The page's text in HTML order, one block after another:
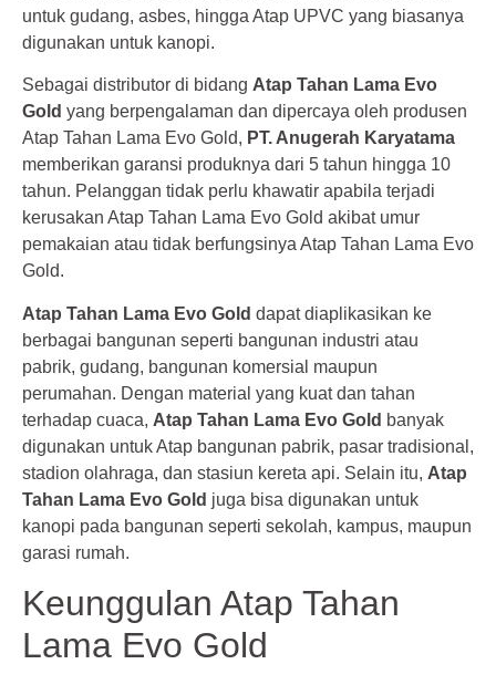
untuk gudang, asbes, hingga Atap UPVC yang biasanya
digunakan untuk kanopi.
Sebagai distributor di bidang Atap Tahan Lama Evo
Gold yang berpengalaman dan dipercaya oleh produsen
Atap Tahan Lama Evo Gold, PT. Anugerah Karyatama
memberikan garansi produknya dari 5 tahun hingga 10
tahun. Pelanggan tidak perlu khawatir apabila terjadi
kerusakan Atap Tahan Lama Evo Gold akibat umur
pemakaian atau tidak berfungsinya Atap Tahan Lama Evo
Gold.
Atap Tahan Lama Evo Gold dapat diaplikasikan ke
berbagai bangunan seperti bangunan industri atau
pabrik, gudang, bangunan komersial maupun
perumahan. Dengan material yang kuat dan tahan
terhadap cuaca, Atap Tahan Lama Evo Gold banyak
digunakan untuk Atap bangunan pabrik, pasar tradisional,
stadion olahraga, dan stasiun kereta api. Selain itu, Atap
Tahan Lama Evo Gold juga bisa digunakan untuk
kanopi pada bangunan seperti sekolah, kampus, maupun
garasi rumah.
Keunggulan Atap Tahan
Lama Evo Gold